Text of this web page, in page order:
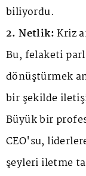
biliyordu.
2. Netlik:Kriz
Bu, felaketi
dönüştürmek
bir şekilde
Büyük bir
CEO'su,
şeyleri iletme